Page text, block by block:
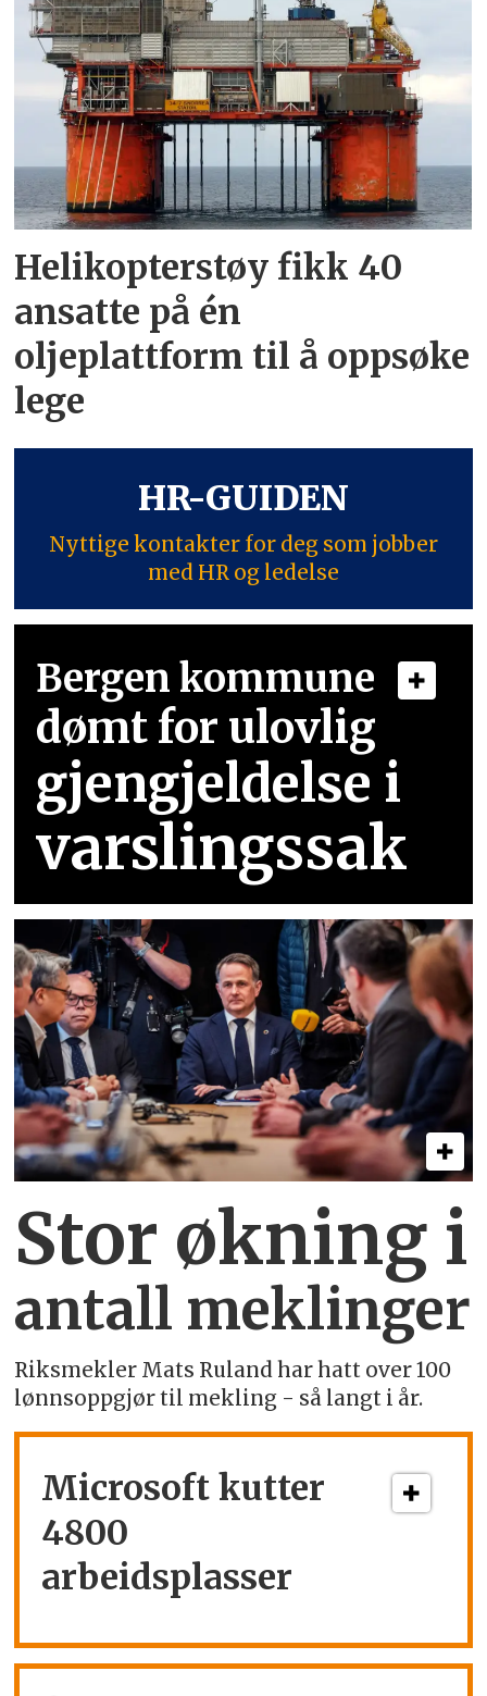
Helikopterstøy fikk 40
ansatte på én
oljeplattform til å oppsøke
lege
HR-GUIDEN
Nyttige kontakter for deg som jobber
med HR og ledelse
Bergen kommune
dømt for ulovlig
gjengjeldelse i
varslingssak
Stor økning i
antall meklinger
Riksmekler Mats Ruland har hatt over 100
lønnsoppgjør til mekling - så langt i år.
Microsoft kutter
4800
arbeidsplasser